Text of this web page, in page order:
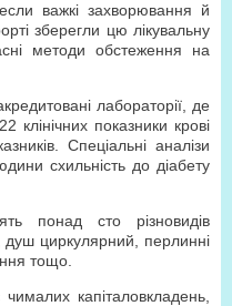
важкі захворювання й
зберегли цю лікувальну
методи обстеження на
лабораторії, де
клінічних показники крові
Спеціальні аналізи
схильність до діабету
понад сто різновидів
циркулярний, перлинні
тощо.
капіталовкладень,